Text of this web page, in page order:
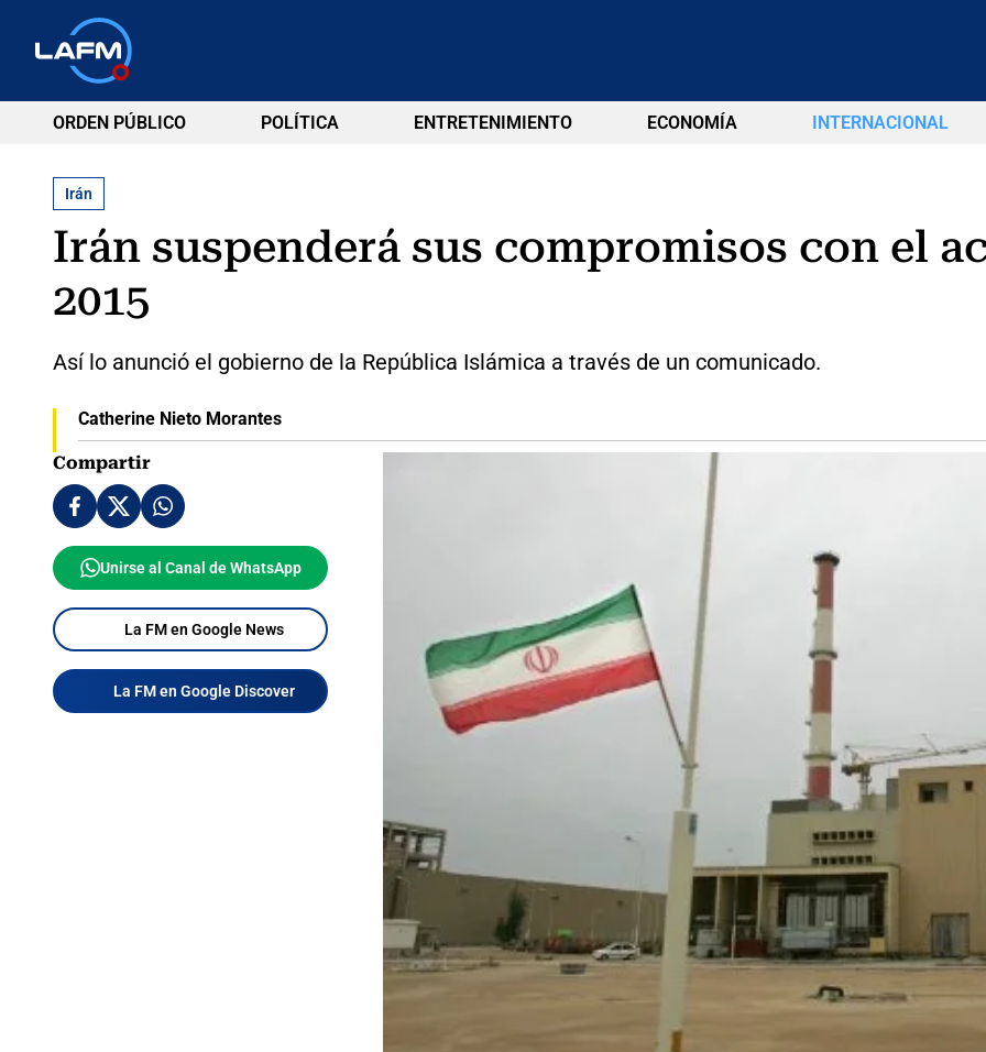
ORDEN PÚBLICO POLÍTICA ENTRETENIMIENTO ECONOMÍA INTERNACIONAL
Irán
Irán suspenderá sus compromisos con el
2015
Así lo anunció el gobierno de la República Islámica a través de un comunicado.
Catherine Nieto Morantes
Compartir
Unirse al Canal de WhatsApp
La FM en Google News
La FM en Google Discover